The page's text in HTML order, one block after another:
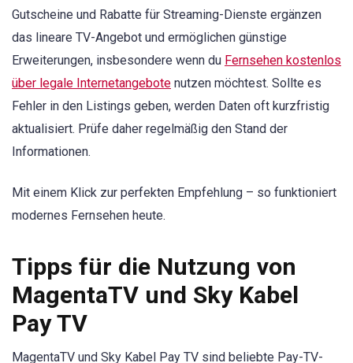
Gutscheine und Rabatte für Streaming-Dienste ergänzen
das lineare TV-Angebot und ermöglichen günstige
Erweiterungen, insbesondere wenn du Fernsehen kostenlos
über legale Internetangebote nutzen möchtest. Sollte es
Fehler in den Listings geben, werden Daten oft kurzfristig
aktualisiert. Prüfe daher regelmäßig den Stand der
Informationen.
Mit einem Klick zur perfekten Empfehlung – so funktioniert
modernes Fernsehen heute.
Tipps für die Nutzung von
MagentaTV und Sky Kabel
Pay TV
MagentaTV und Sky Kabel Pay TV sind beliebte Pay-TV-